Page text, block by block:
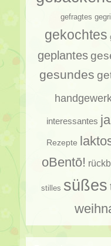
gefragtes
gekochtes
geplantes
gesundes
interessantes
Rezepte
oBentō!
stilles süßes